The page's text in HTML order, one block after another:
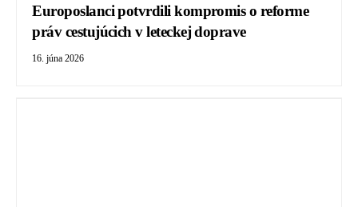
Europoslanci potvrdili kompromis o reforme
práv cestujúcich v leteckej doprave
16. júna 2026